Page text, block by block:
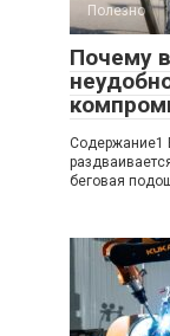
Полезно
Почему
Содержание1
беговая